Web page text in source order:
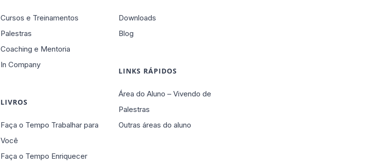
Cursos e Treinamentos
Palestras
Coaching e Mentoria
In Company
LIVROS
Faça o Tempo Trabalhar para
Você
Faça o Tempo Enriquecer
Downloads
Blog
LINKS RÁPIDOS
Área do Aluno – Vivendo de
Palestras
Outras áreas do aluno